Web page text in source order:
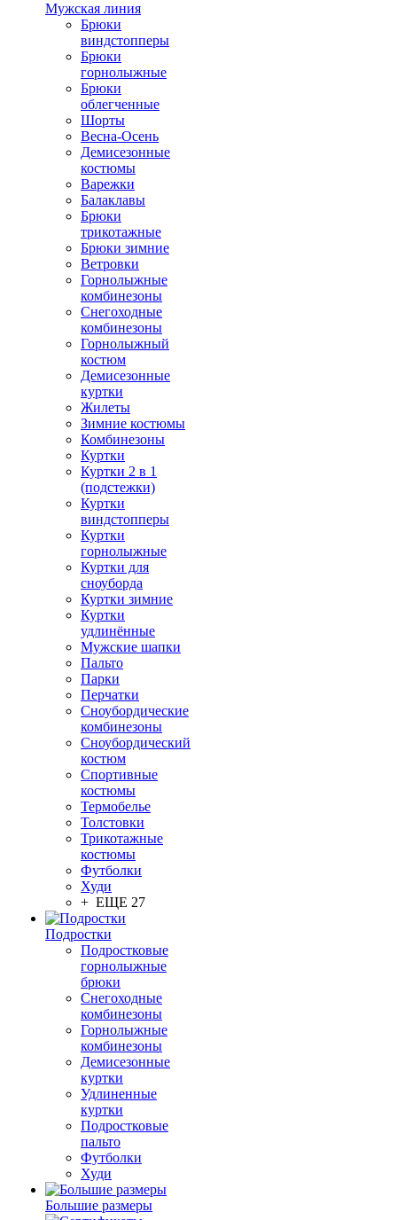
Мужская линия
Брюки
виндстопперы
Брюки
горнолыжные
Брюки
облегченные
Шорты
Весна-Осень
Демисезонные
костюмы
Варежки
Балаклавы
Брюки
трикотажные
Брюки зимние
Ветровки
Горнолыжные
комбинезоны
Снегоходные
комбинезоны
Горнолыжный
костюм
Демисезонные
куртки
Жилеты
Зимние костюмы
Комбинезоны
Куртки
Куртки 2 в 1
(подстежки)
Куртки
виндстопперы
Куртки
горнолыжные
Куртки для
сноуборда
Куртки зимние
Куртки
удлинённые
Мужские шапки
Пальто
Парки
Перчатки
Сноубордические
комбинезоны
Сноубордический
костюм
Спортивные
костюмы
Термобелье
Толстовки
Трикотажные
костюмы
Футболки
Худи
+ ЕЩЕ 27
Подростки
Подростковые
горнолыжные
брюки
Снегоходные
комбинезоны
Горнолыжные
комбинезоны
Демисезонные
куртки
Удлиненные
куртки
Подростковые
пальто
Футболки
Худи
Большие размеры